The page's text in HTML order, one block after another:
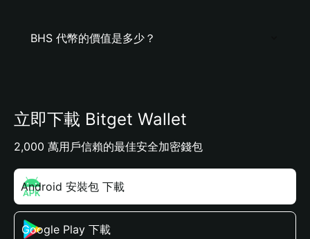
BHS 代幣的價值是多少？
立即下載 Bitget Wallet
2,000 萬用戶信賴的最佳安全加密錢包
Android 安裝包 下載
Google Play 下載